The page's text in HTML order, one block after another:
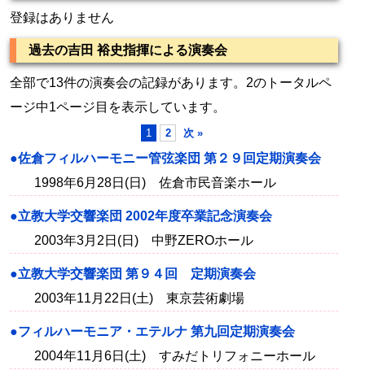
登録はありません
過去の吉田 裕史指揮による演奏会
全部で13件の演奏会の記録があります。2のトータルペ
ージ中1ページ目を表示しています。
1 2 次 »
●佐倉フィルハーモニー管弦楽団 第２９回定期演奏会
1998年6月28日(日) 佐倉市民音楽ホール
●立教大学交響楽団 2002年度卒業記念演奏会
2003年3月2日(日) 中野ZEROホール
●立教大学交響楽団 第９４回 定期演奏会
2003年11月22日(土) 東京芸術劇場
●フィルハーモニア・エテルナ 第九回定期演奏会
2004年11月6日(土) すみだトリフォニーホール